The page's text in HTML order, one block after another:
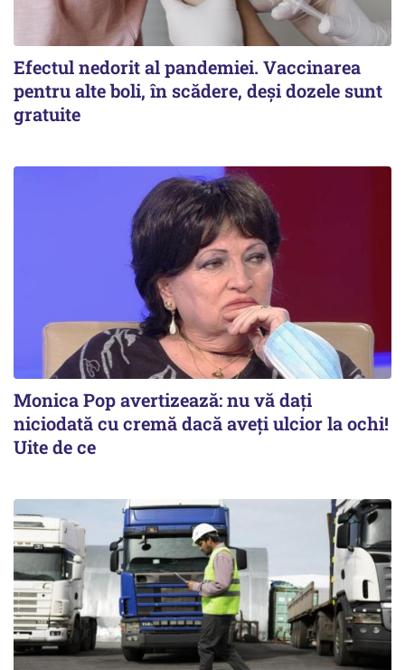
Efectul nedorit al pandemiei. Vaccinarea
pentru alte boli, în scădere, deşi dozele sunt
gratuite
Monica Pop avertizează: nu vă dați
niciodată cu cremă dacă aveți ulcior la ochi!
Uite de ce